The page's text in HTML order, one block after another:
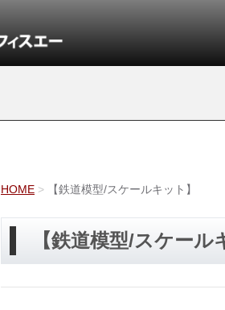
HOME 【鉄道模型/スケールキット】
【鉄道模型/スケール